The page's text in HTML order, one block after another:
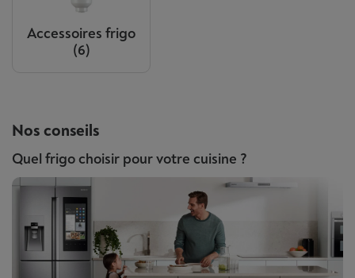
Accessoires frigo
(6)
Nos conseils
Quel frigo choisir pour votre cuisine ?